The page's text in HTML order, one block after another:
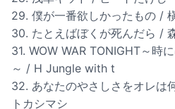
29. 僕が一番欲しかったもの /
30. たとえばぼくが死んだら /
31. WOW WAR TONIGHT～時
～ / H Jungle with t
32. あなたのやさしさをオレは
トカシマシ